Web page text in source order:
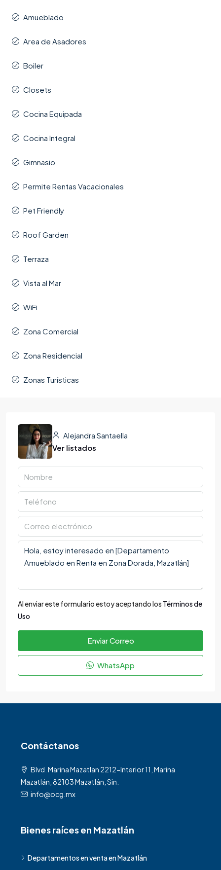
Amueblado
Area de Asadores
Boiler
Closets
Cocina Equipada
Cocina Integral
Gimnasio
Permite Rentas Vacacionales
Pet Friendly
Roof Garden
Terraza
Vista al Mar
WiFi
Zona Comercial
Zona Residencial
Zonas Turísticas
Alejandra Santaella
Ver listados
Al enviar este formulario estoy aceptando los Términos de
Uso
Enviar Correo
WhatsApp
Contáctanos
Blvd. Marina Mazatlan 2212-Interior 11, Marina
Mazatlán, 82103 Mazatlán, Sin.
info@ocg.mx
Bienes raíces en Mazatlán
Departamentos en venta en Mazatlán